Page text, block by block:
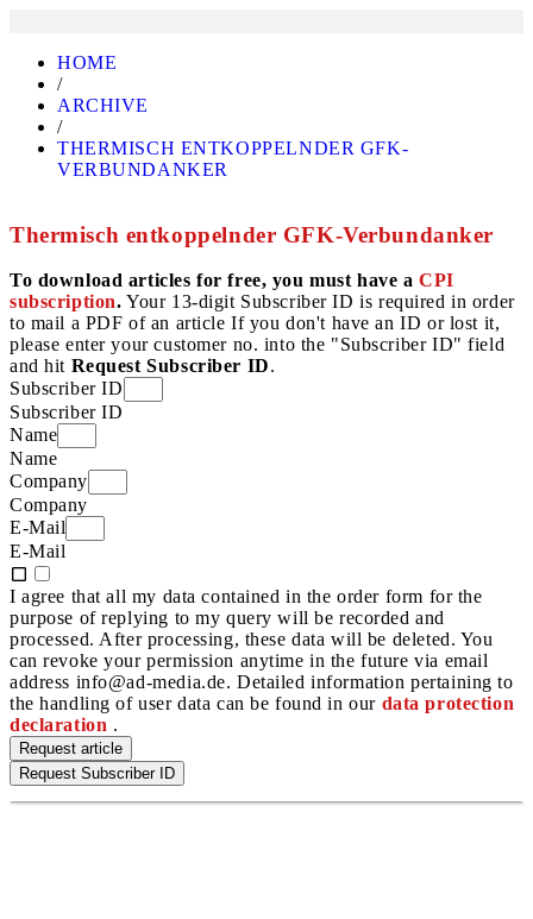
HOME
/
ARCHIVE
/
THERMISCH ENTKOPPELNDER GFK-
VERBUNDANKER
Thermisch entkoppelnder GFK-Verbundanker
To download articles for free, you must have aCPI
subscription. Your 13-digit Subscriber ID is required in order
to mail a PDF of an article If you don't have an ID or lost it,
please enter your customer no. into the "Subscriber ID" field
and hit Request Subscriber ID.
Subscriber ID
Subscriber ID
Name
Name
Company
Company
E-Mail
E-Mail
I agree that all my data contained in the order form for the
purpose of replying to my query will be recorded and
processed. After processing, these data will be deleted. You
can revoke your permission anytime in the future via email
address info@ad-media.de. Detailed information pertaining to
the handling of user data can be found in our data protection
declaration .
Request article
Request Subscriber ID